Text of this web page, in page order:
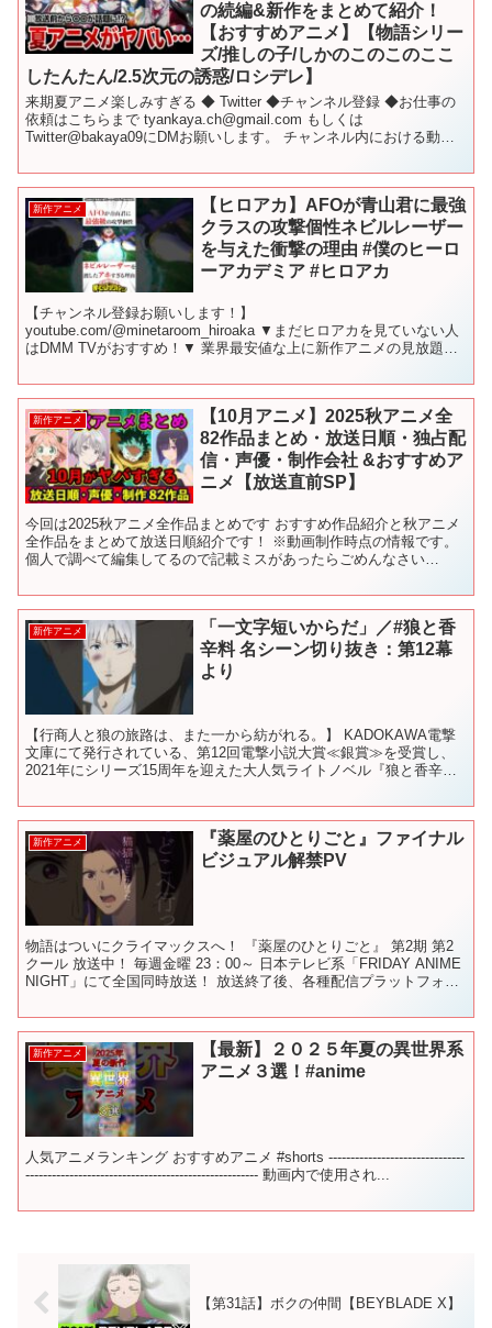
の続編&新作をまとめて紹介！
【おすすめアニメ】【物語シリー
ズ/推しの子/しかのこのこのここ
したんたん/2.5次元の誘惑/ロシデレ】
来期夏アニメ楽しみすぎる ◆ Twitter ◆チャンネル登録 ◆お仕事の
依頼はこちらまで tyankaya.ch@gmail.com もしくは
Twitter@bakaya09にDMお願いします。 チャンネル内における動画
新作アニメ
【ヒロアカ】AFOが青山君に最強
クラスの攻撃個性ネビルレーザー
を与えた衝撃の理由 #僕のヒーロ
ーアカデミア #ヒロアカ
【チャンネル登録お願いします！】
youtube.com/@minetaroom_hiroaka ▼まだヒロアカを見ていない人
はDMM TVがおすすめ！▼ 業界最安値な上に新作アニメの見放題作
新作アニメ
【10月アニメ】2025秋アニメ全
82作品まとめ・放送日順・独占配
信・声優・制作会社 &おすすめア
ニメ【放送直前SP】
今回は2025秋アニメ全作品まとめです おすすめ作品紹介と秋アニメ
全作品をまとめて放送日順紹介です！ ※動画制作時点の情報です。
個人で調べて編集してるので記載ミスがあったらごめんなさい
新作アニメ
「一文字短いからだ」／#狼と香
辛料 名シーン切り抜き：第12幕
より
【行商人と狼の旅路は、また一から紡がれる。】 KADOKAWA電撃
文庫にて発行されている、第12回電撃小説大賞≪銀賞≫を受賞し、
2021年にシリーズ15周年を迎えた大人気ライトノベル『狼と香辛
新作アニメ
『薬屋のひとりごと』ファイナル
ビジュアル解禁PV
物語はついにクライマックスへ！ 『薬屋のひとりごと』 第2期 第2
クール 放送中！ 毎週金曜 23：00～ 日本テレビ系「FRIDAY ANIME
NIGHT」にて全国同時放送！ 放送終了後、各種配信プラットフォー
新作アニメ
【最新】２０２５年夏の異世界系
アニメ３選！#anime
人気アニメランキング おすすめアニメ #shorts -------------------------------
----------------------------------------------------- 動画内で使用され...
【第31話】ボクの仲間【BEYBLADE X】